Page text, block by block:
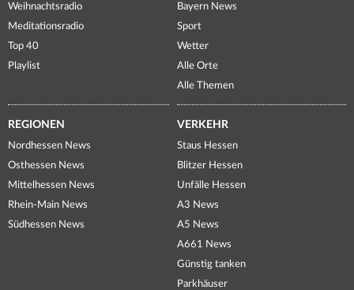
Weihnachtsradio
Meditationsradio
Top 40
Playlist
Bayern News
Sport
Wetter
Alle Orte
Alle Themen
REGIONEN
Nordhessen News
Osthessen News
Mittelhessen News
Rhein-Main News
Südhessen News
VERKEHR
Staus Hessen
Blitzer Hessen
Unfälle Hessen
A3 News
A5 News
A661 News
Günstig tanken
Parkhäuser